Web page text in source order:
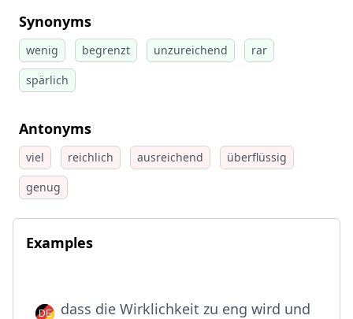
Synonyms
wenig begrenzt unzureichend
rar
spärlich
Antonyms
viel reichlich ausreichend
überflüssig
genug
Examples
dass die Wirklichkeit zu eng wird und